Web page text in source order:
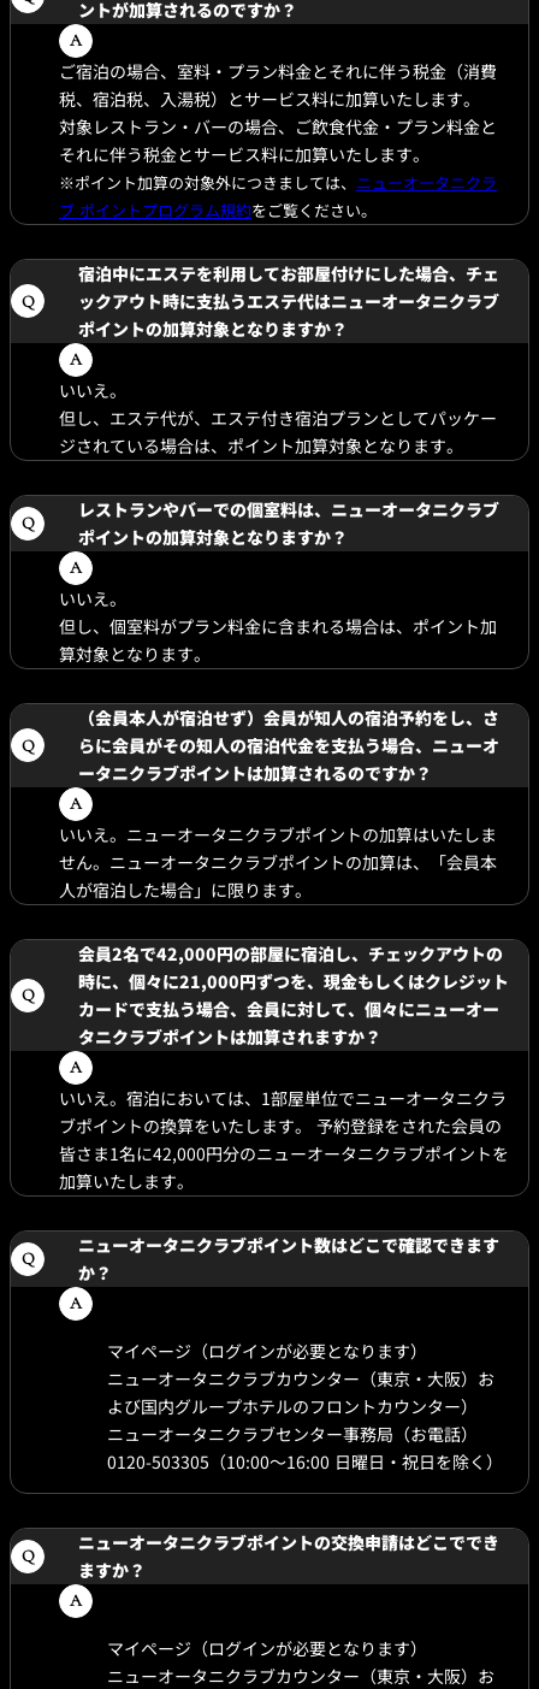
ントが加算されるのですか？
ご宿泊の場合、室料・プラン料金とそれに伴う税金（消費
税、宿泊税、入湯税）とサービス料に加算いたします。
対象レストラン・バーの場合、ご飲食代金・プラン料金と
それに伴う税金とサービス料に加算いたします。
※ポイント加算の対象外につきましては、 ニューオータニクラ
ブ ポイントプログラム規約をご覧ください。
宿泊中にエステを利用してお部屋付けにした場合、チェ
ックアウト時に支払うエステ代はニューオータニクラブ
ポイントの加算対象となりますか？
いいえ。
但し、エステ代が、エステ付き宿泊プランとしてパッケー
ジされている場合は、ポイント加算対象となります。
レストランやバーでの個室料は、ニューオータニクラブ
ポイントの加算対象となりますか？
いいえ。
但し、個室料がプラン料金に含まれる場合は、ポイント加
算対象となります。
（会員本人が宿泊せず）会員が知人の宿泊予約をし、さ
らに会員がその知人の宿泊代金を支払う場合、ニューオ
ータニクラブポイントは加算されるのですか？
いいえ。ニューオータニクラブポイントの加算はいたしま
せん。ニューオータニクラブポイントの加算は、「会員本
人が宿泊した場合」に限ります。
会員2名で42,000円の部屋に宿泊し、チェックアウトの
時に、個々に21,000円ずつを、現金もしくはクレジット
カードで支払う場合、会員に対して、個々にニューオー
タニクラブポイントは加算されますか？
いいえ。宿泊においては、1部屋単位でニューオータニクラ
ブポイントの換算をいたします。 予約登録をされた会員の
皆さま1名に42,000円分のニューオータニクラブポイントを
加算いたします。
ニューオータニクラブポイント数はどこで確認できます
か？
マイページ（ログインが必要となります）
ニューオータニクラブカウンター（東京・大阪）お
よび国内グループホテルのフロントカウンター）
ニューオータニクラブセンター事務局（お電話）
0120-503305（10:00〜16:00 日曜日・祝日を除く）
ニューオータニクラブポイントの交換申請はどこででき
ますか？
マイページ（ログインが必要となります）
ニューオータニクラブカウンター（東京・大阪）お